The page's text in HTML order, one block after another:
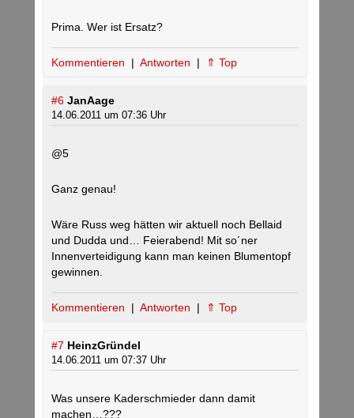
Prima. Wer ist Ersatz?
Kommentieren | Antworten | ⇑ Top
#6 JanAage
14.06.2011 um 07:36 Uhr
@5
Ganz genau!
Wäre Russ weg hätten wir aktuell noch Bellaid
und Dudda und… Feierabend! Mit so´ner
Innenverteidigung kann man keinen Blumentopf
gewinnen.
Kommentieren | Antworten | ⇑ Top
#7 HeinzGründel
14.06.2011 um 07:37 Uhr
Was unsere Kaderschmieder dann damit
machen…???